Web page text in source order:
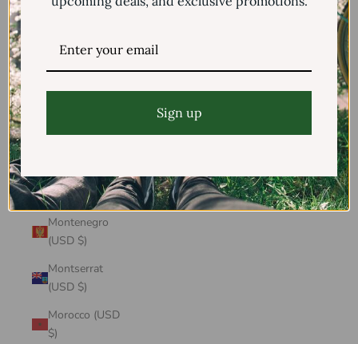
Mayotte (USD
Mexico (USD $)
Mongolia (USD
$)
Montenegro
(USD $)
Montserrat
(USD $)
Morocco (USD
$)
Sign up